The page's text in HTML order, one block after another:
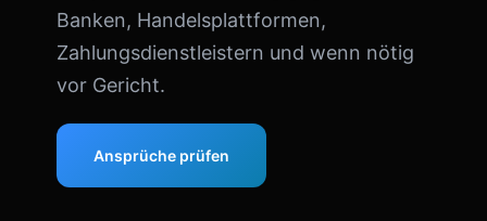
Banken, Handelsplattformen,
Zahlungsdienstleistern und wenn nötig
vor Gericht.
Ansprüche prüfen